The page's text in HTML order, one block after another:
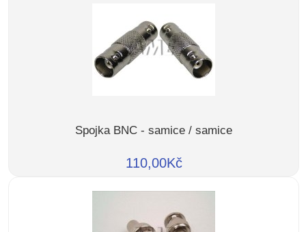
Spojka BNC - samice / samice
110,00Kč